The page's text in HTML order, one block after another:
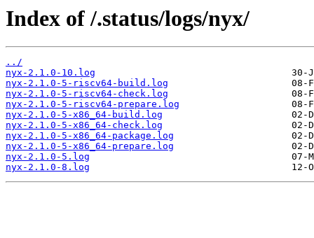
Index of /.status/logs/nyx/
../
nyx-2.1.0-10.log
nyx-2.1.0-5-riscv64-build.log
nyx-2.1.0-5-riscv64-check.log
nyx-2.1.0-5-riscv64-prepare.log
nyx-2.1.0-5-x86_64-build.log
nyx-2.1.0-5-x86_64-check.log
nyx-2.1.0-5-x86_64-package.log
nyx-2.1.0-5-x86_64-prepare.log
nyx-2.1.0-5.log
nyx-2.1.0-8.log